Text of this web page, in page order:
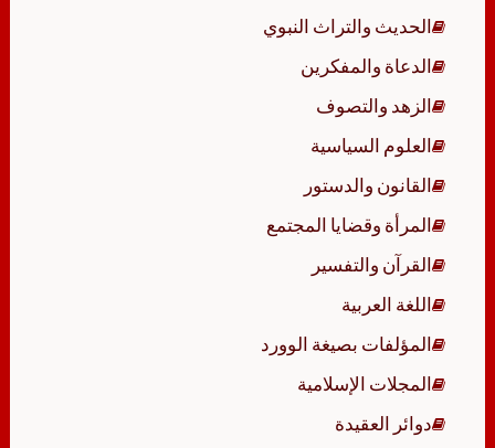
الحديث والتراث النبوي
الدعاة والمفكرين
الزهد والتصوف
العلوم السياسية
القانون والدستور
المرأة وقضايا المجتمع
القرآن والتفسير
اللغة العربية
المؤلفات بصيغة الوورد
المجلات الإسلامية
دوائر العقيدة